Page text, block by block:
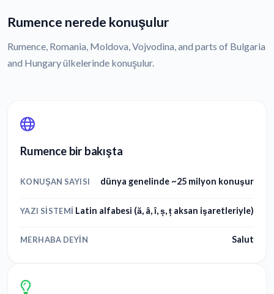
Rumence nerede konuşulur
Rumence, Romania, Moldova, Vojvodina, and parts of Bulgaria
and Hungary ülkelerinde konuşulur.
Rumence bir bakışta
KONUŞAN SAYISI dünya genelinde ~25 milyon konuşur
YAZI SISTEMI Latin alfabesi (ă, â, î, ș, ț aksan işaretleriyle)
MERHABA DEYIN Salut